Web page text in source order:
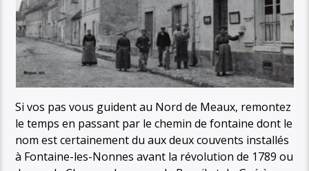
Si vos pas vous guident au Nord de Meaux, remontez
le temps en passant par le chemin de fontaine dont le
nom est certainement du aux deux couvents installés
à Fontaine-les-Nonnes avant la révolution de 1789 ou